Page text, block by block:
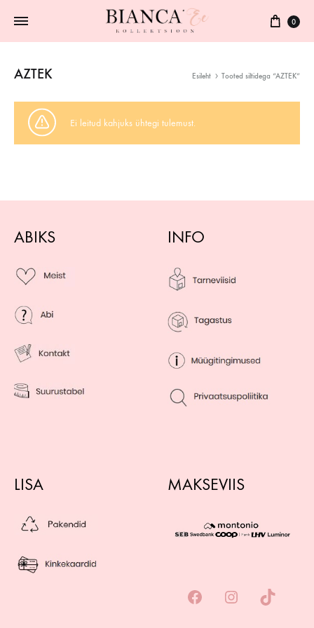
0
AZTEK Esileht Tooted siltidega “AZTEK”
Ei leitud kahjuks ühtegi tulemust.
ABIKS INFO
LISA MAKSEVIIS